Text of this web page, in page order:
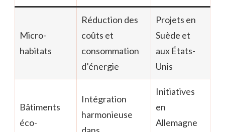
Micro-
habitats
Réduction des
coûts et
consommation
d’énergie
Projets en
Suède et
aux États-
Unis
Bâtiments
éco-
Intégration
harmonieuse
Initiatives
en
Allemagne